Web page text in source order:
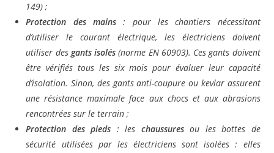
149) ;
Protection des mains: pour les chantiers nécessitant
d’utiliser le courant électrique, les électriciens doivent
utiliser des gants isolés (norme EN 60903). Ces gants doivent
être vérifiés tous les six mois pour évaluer leur capacité
d’isolation. Sinon, des gants anti-coupure ou kevlar assurent
une résistance maximale face aux chocs et aux abrasions
rencontrées sur le terrain ;
Protection des pieds : les chaussuresou les bottes de
sécurité utilisées par les électriciens sont isolées : elles